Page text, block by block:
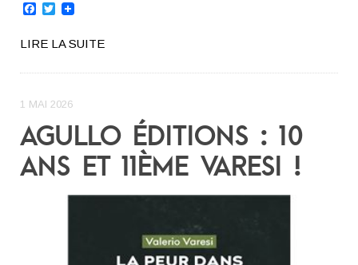
Facebook
Twitter
LIRE LA SUITE
1 MAI 2026
AGULLO ÉDITIONS : 10
ANS ET 11ÈME VARESI !